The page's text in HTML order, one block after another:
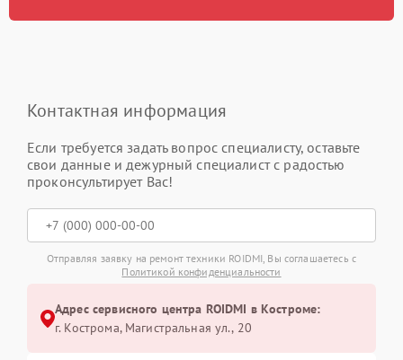
Контактная информация
Если требуется задать вопрос специалисту, оставьте
свои данные и дежурный специалист с радостью
проконсультирует Вас!
Отправляя заявку на ремонт техники ROIDMI, Вы соглашаетесь с
Политикой конфиденциальности
Адрес сервисного центра ROIDMI в Костроме:
г. Кострома, Магистральная ул., 20